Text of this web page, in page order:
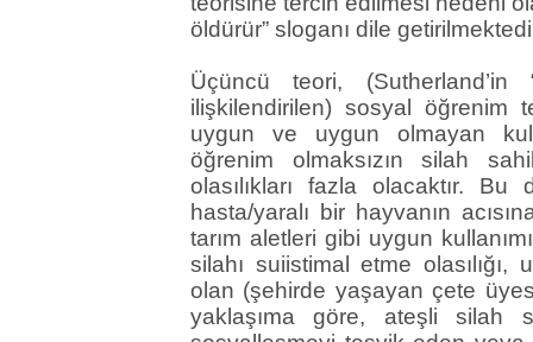
öldürür” sloganı dile
Üçüncü teori,
ilişkilendirilen) sosyal öğrenim
uygun ve uygun olmayan
öğrenim olmaksızın silah
olasılıkları fazla olacaktır.
hasta/yaralı bir hayvanın
tarım aletleri gibi uygun
silahı suiistimal etme olasılığı,
olan (şehirde yaşayan çete
yaklaşıma göre, ateşli silah